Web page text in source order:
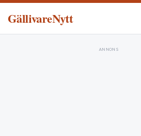
GällivareNytt
ANNONS